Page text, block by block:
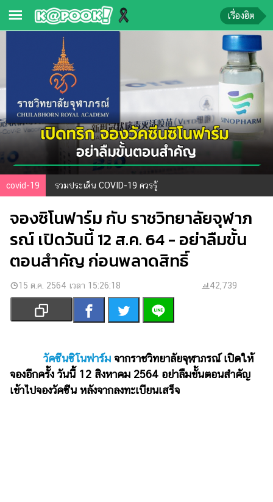
ข่าว
ข่าว
ตรวจ
หวย
ผล
บอล
สด
การ
การ
ศึกษา
รูปภาพ
ดู
เรื่องฮิต
covid-19 รวมประเด็น COVID-19 ควรรู้
จองซิโนฟาร์ม กับ ราชวิทยาลัยจุฬาภ
รณ์ เปิดวันนี้ 12 ส.ค. 64 - อย่าลืมขั้น
ตอนสำคัญ ก่อนพลาดสิทธิ์
15 ต.ค. 2564 เวลา 15:26:18 42,739
วัคซีนซิโนฟาร์ม จากราชวิทยาลัยจุฬาภรณ์ เปิดให้
จองอีกครั้ง วันนี้ 12 สิงหาคม 2564 อย่าลืมขั้นตอนสำคัญ
เข้าไปจองวัคซีน หลังจากลงทะเบียนเสร็จ